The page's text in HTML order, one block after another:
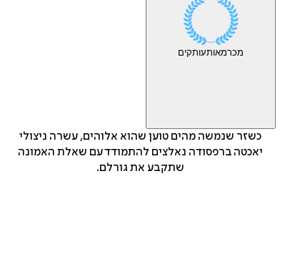
מכרמאותעותקים
כשזר שנמשה מהים טוען שהוא אלוהים, עשרה ניצולי
יאכטה ברפסודה נאלצים להתמודד עם שאלת האמונה
שתקבע את גורלם.